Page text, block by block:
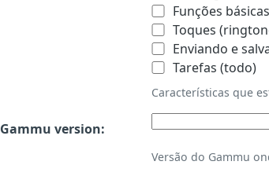
Funções
Toques
Enviando e
Tarefas (todo)
Características que
Gammu version:
Versão do Gammu